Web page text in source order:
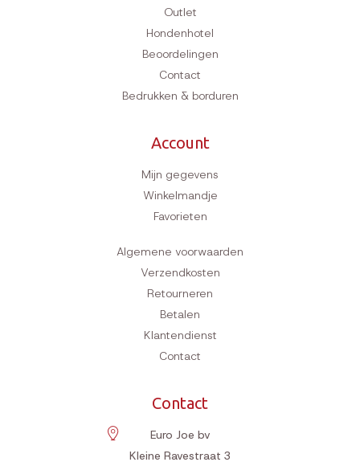
Outlet
Hondenhotel
Beoordelingen
Contact
Bedrukken & borduren
Account
Mijn gegevens
Winkelmandje
Favorieten
Algemene voorwaarden
Verzendkosten
Retourneren
Betalen
Klantendienst
Contact
Contact
Euro Joe bv
Kleine Ravestraat 3